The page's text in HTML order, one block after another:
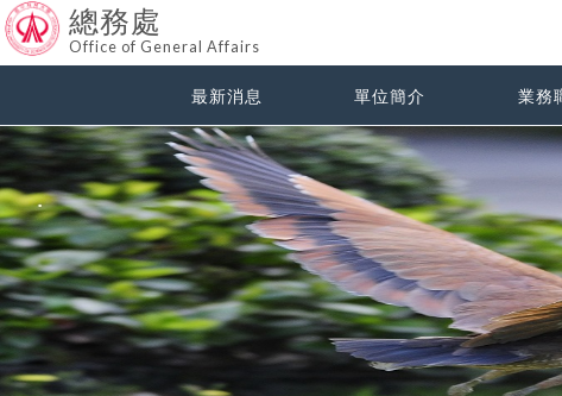
總務處
Office of General Affairs
最新消息 單位簡介 業務